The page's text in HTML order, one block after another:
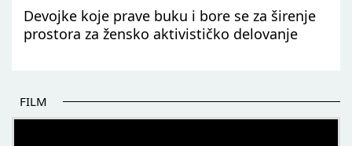
Devojke koje prave buku i bore se za širenje
prostora za žensko aktivističko delovanje
FILM